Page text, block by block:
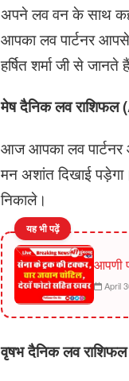
अपने लव वन के साथ
आपका लव पार्टनर
हर्षित शर्मा जी से
मेष दैनिक लव
आज आपका लव पार्टनर
मन अशांत दिखाई
निकाले।
यह भी पढ़ें
आपणी
April
वृषभ दैनिक लव